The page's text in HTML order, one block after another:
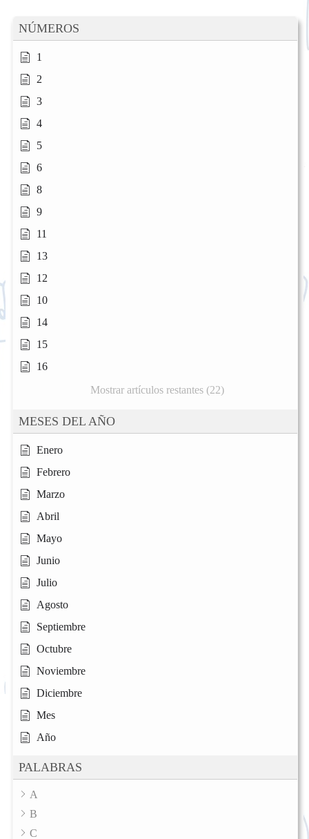
NÚMEROS
1
2
3
4
5
6
8
9
11
13
12
10
14
15
16
Mostrar artículos restantes (22)
MESES DEL AÑO
Enero
Febrero
Marzo
Abril
Mayo
Junio
Julio
Agosto
Septiembre
Octubre
Noviembre
Diciembre
Mes
Año
PALABRAS
A
B
C